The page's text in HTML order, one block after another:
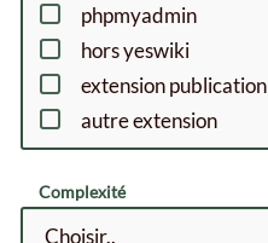
phpmyadmin
hors yeswiki
extension publication
autre extension
Complexité